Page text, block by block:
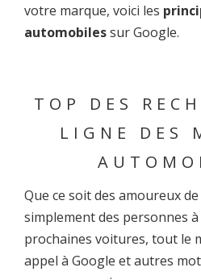
votre marque, voici les
automobilessur Google.
TOP DES
LIGNE DES
Que ce soit des amoureux
simplement des personnes
prochaines voitures, tout le
appel à Google et autres